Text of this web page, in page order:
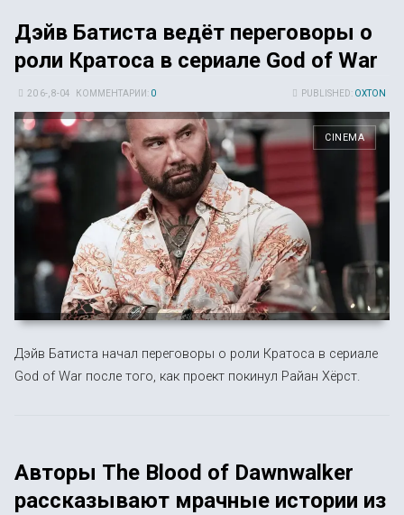
Дэйв Батиста ведёт переговоры о
роли Кратоса в сериале God of War
PUBLISHED: OXTON
20 6-, 8-04 КОММЕНТАРИИ: 0
CINEMA
Дэйв Батиста начал переговоры о роли Кратоса в сериале
God of War после того, как проект покинул Райан Хёрст.
Авторы The Blood of Dawnwalker
рассказывают мрачные истории из